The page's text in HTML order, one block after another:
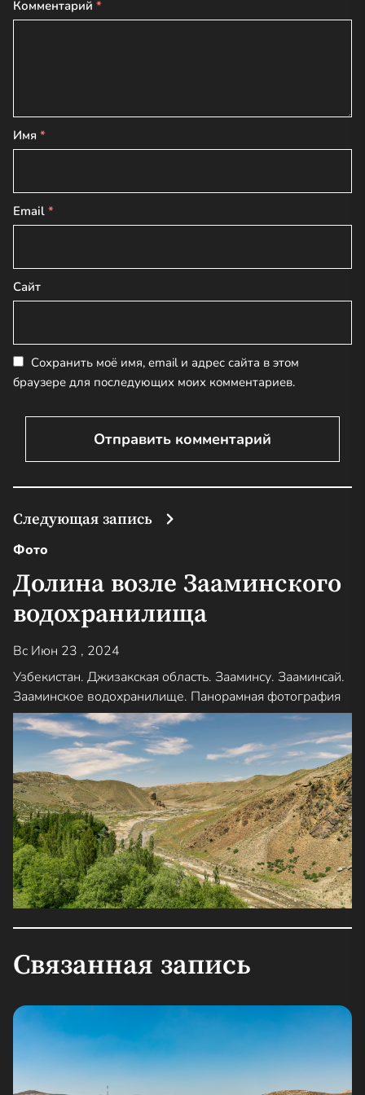
Комментарий *
Имя *
Email *
Сайт
Сохранить моё имя, email и адрес сайта в этом
браузере для последующих моих комментариев.
Следующая запись
Фото
Долина возле Зааминского
водохранилища
Вс Июн 23 , 2024
Узбекистан. Джизакская область. Зааминсу. Зааминсай.
Зааминское водохранилище. Панорамная фотография
Связанная запись